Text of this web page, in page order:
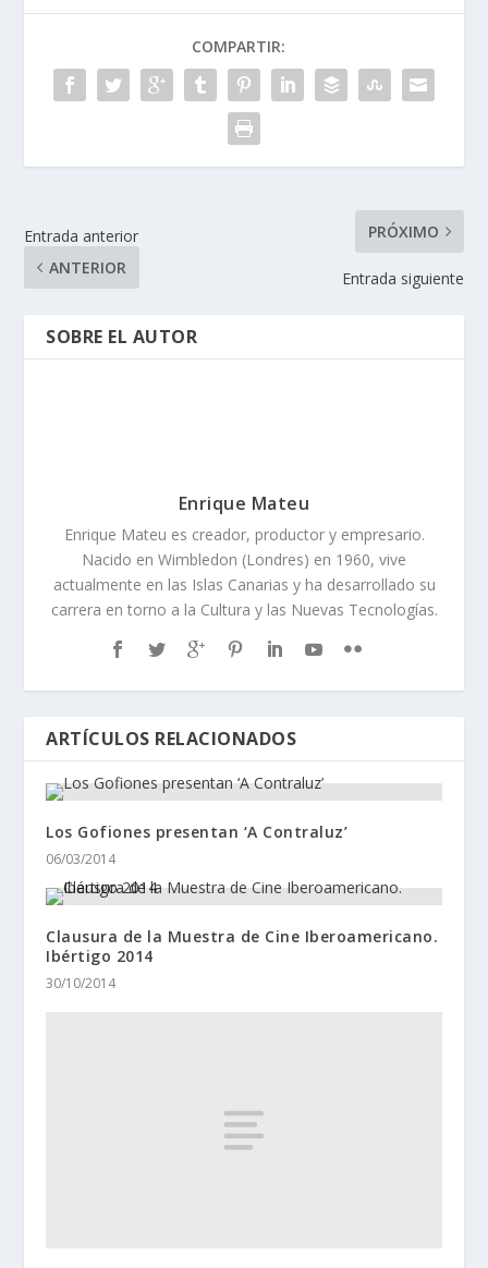
COMPARTIR:
Entrada anterior
ANTERIOR
PRÓXIMO
Entrada siguiente
SOBRE EL AUTOR
Enrique Mateu
Enrique Mateu es creador, productor y empresario.
Nacido en Wimbledon (Londres) en 1960, vive
actualmente en las Islas Canarias y ha desarrollado su
carrera en torno a la Cultura y las Nuevas Tecnologías.
ARTÍCULOS RELACIONADOS
Los Gofiones presentan ‘A Contraluz’
06/03/2014
Clausura de la Muestra de Cine Iberoamericano.
Ibértigo 2014
30/10/2014